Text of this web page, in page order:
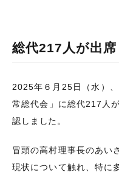
総代217人が出
2025年６月25日（水）
常総代会」に総代217人
認しました。
冒頭の高村理事長のあい
現状について触れ、特に